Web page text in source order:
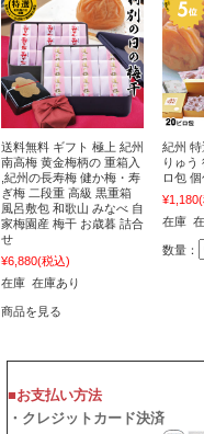
送料無料 ギフト 極上 紀州
南高梅 黄金梅柄の 重箱入
,紀州の長寿梅 健か梅・寿
ぎ梅 二段重 高級 黒重箱
風呂敷包 和歌山 みなべ 自
家梅園産 梅干 お歳暮 詰合
せ
¥6,880(税込)
在庫 在庫あり
商品を見る
紀州 特
りゅ
ロ包
¥1,180
在庫
数量：
■お支払い方法
・クレジットカード決済